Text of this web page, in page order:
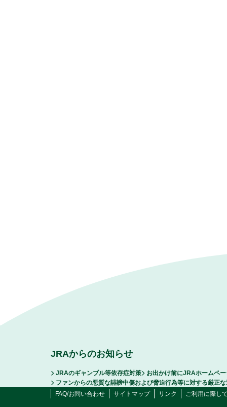
JRAからのお知らせ
JRAのギャンブル等依存症対策
お出かけ前にJRAホームペ
ファンからの悪質な誹謗中傷および脅迫行為等に対する厳正
FAQ/お問い合わせ
サイトマップ リンク ご利用に際し